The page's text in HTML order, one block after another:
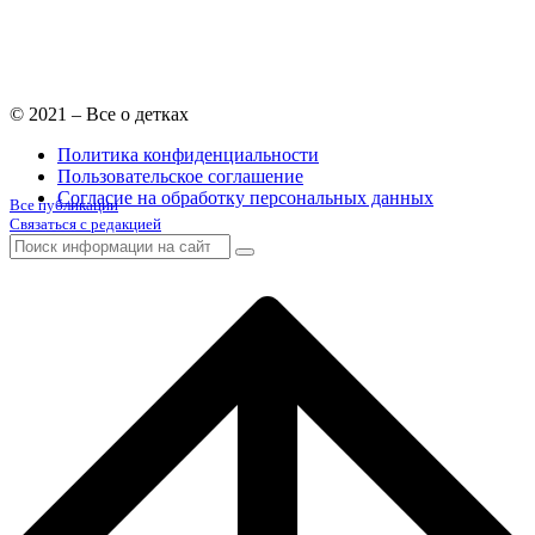
© 2021 – Все о детках
Политика конфиденциальности
Пользовательское соглашение
Согласие на обработку персональных данных
Все публикации
Связаться с редакцией